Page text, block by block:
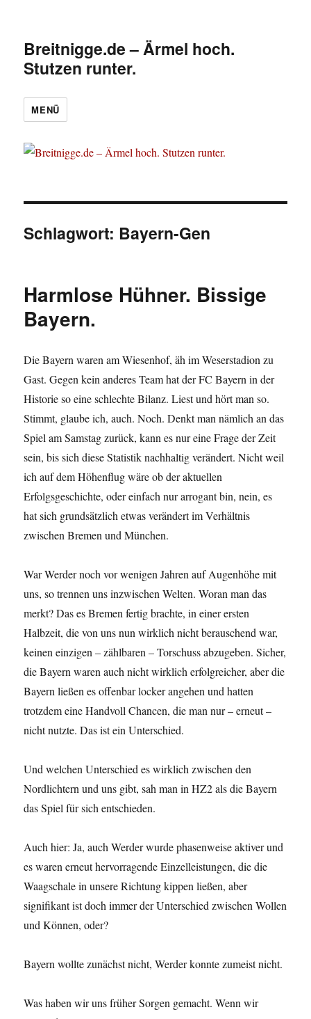
Breitnigge.de – Ärmel hoch.
Stutzen runter.
MENÜ
Schlagwort: Bayern-Gen
Harmlose Hühner. Bissige
Bayern.
Die Bayern waren am Wiesenhof, äh im Weserstadion zu
Gast. Gegen kein anderes Team hat der FC Bayern in der
Historie so eine schlechte Bilanz. Liest und hört man so.
Stimmt, glaube ich, auch. Noch. Denkt man nämlich an das
Spiel am Samstag zurück, kann es nur eine Frage der Zeit
sein, bis sich diese Statistik nachhaltig verändert. Nicht weil
ich auf dem Höhenflug wäre ob der aktuellen
Erfolgsgeschichte, oder einfach nur arrogant bin, nein, es
hat sich grundsätzlich etwas verändert im Verhältnis
zwischen Bremen und München.
War Werder noch vor wenigen Jahren auf Augenhöhe mit
uns, so trennen uns inzwischen Welten. Woran man das
merkt? Das es Bremen fertig brachte, in einer ersten
Halbzeit, die von uns nun wirklich nicht berauschend war,
keinen einzigen – zählbaren – Torschuss abzugeben. Sicher,
die Bayern waren auch nicht wirklich erfolgreicher, aber die
Bayern ließen es offenbar locker angehen und hatten
trotzdem eine Handvoll Chancen, die man nur – erneut –
nicht nutzte. Das ist ein Unterschied.
Und welchen Unterschied es wirklich zwischen den
Nordlichtern und uns gibt, sah man in HZ2 als die Bayern
das Spiel für sich entschieden.
Auch hier: Ja, auch Werder wurde phasenweise aktiver und
es waren erneut hervorragende Einzelleistungen, die die
Waagschale in unsere Richtung kippen ließen, aber
signifikant ist doch immer der Unterschied zwischen Wollen
und Können, oder?
Bayern wollte zunächst nicht, Werder konnte zumeist nicht.
Was haben wir uns früher Sorgen gemacht. Wenn wir